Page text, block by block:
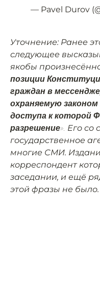
— Pavel Durov
Уточнение: Ранее
следующее
якобы
позиции
граждан в
охраняемую
доступа к которой
разрешение». Его со
государственное
многие СМИ.
корреспондент
заседании, и ещё
этой фразы не было.